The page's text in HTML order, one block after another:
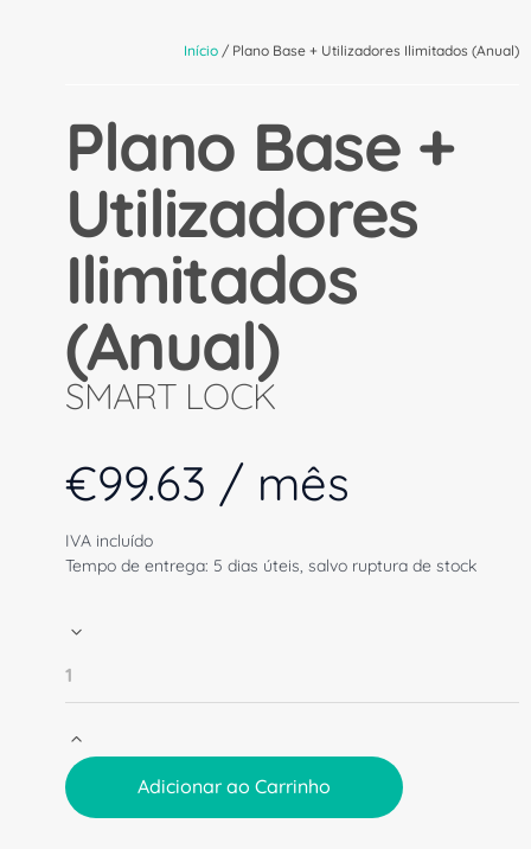
Início / Plano Base + Utilizadores Ilimitados (Anual)
Plano Base +
Utilizadores
Ilimitados
(Anual)
SMART LOCK
€99.63 / mês
IVA incluído
Tempo de entrega: 5 dias úteis, salvo ruptura de stock
Adicionar ao Carrinho